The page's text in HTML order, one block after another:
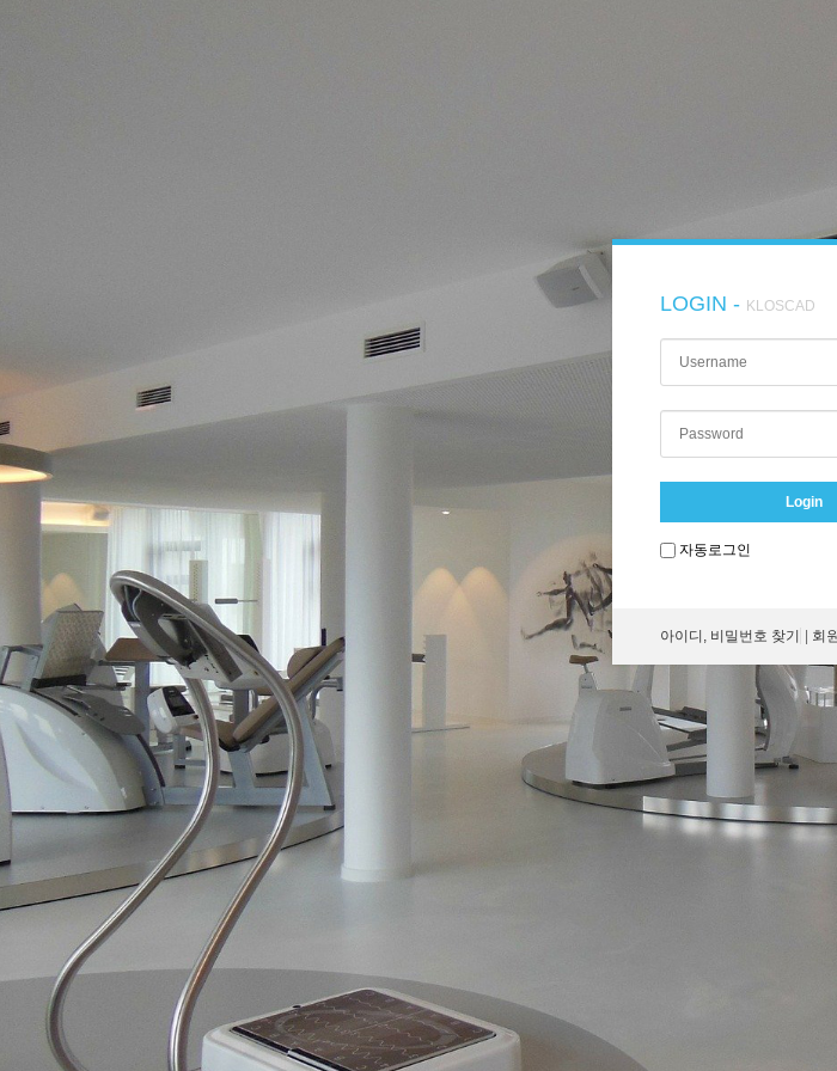
LOGIN - KLOSCAD
Login
자동로그인
아이디, 비밀번호 찾기 회